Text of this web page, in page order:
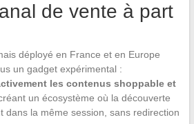
de vente à part
déployé en France et en Europe
un gadget expérimental :
les contenus shoppable et
un écosystème où la découverte
dans la même session, sans redirection